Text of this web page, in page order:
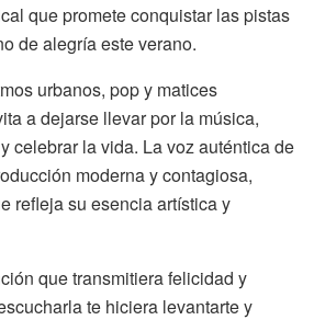
que promete conquistar las pistas
de alegría este verano.
urbanos, pop y matices
a dejarse llevar por la música,
celebrar la vida. La voz auténtica de
moderna y contagiosa,
refleja su esencia artística y
que transmitiera felicidad y
te hiciera levantarte y